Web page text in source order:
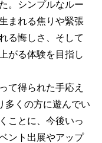
。シンプルなルー
まれる焦りや緊張
る悔しさ、そして
がる体験を目指し
て得られた手応え
多くの方に遊んでい
ことに、今後いっ
ント出展やアップ